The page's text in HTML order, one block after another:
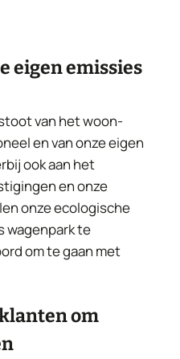
eigen emissies
van het woon-
en van onze eigen
ook aan het
en onze
onze ecologische
wagenpark te
om te gaan met
om